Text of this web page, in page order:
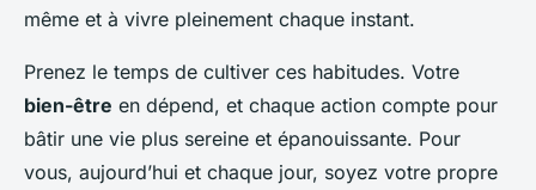
même et à vivre pleinement chaque instant.
Prenez le temps de cultiver ces habitudes. Votre
bien-être en dépend, et chaque action compte pour
bâtir une vie plus sereine et épanouissante. Pour
vous, aujourd’hui et chaque jour, soyez votre propre